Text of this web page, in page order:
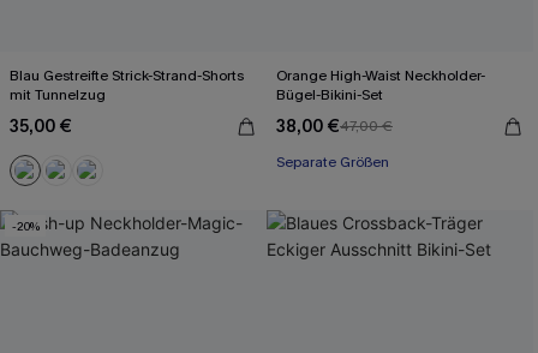
Blau Gestreifte Strick-Strand-Shorts
mit Tunnelzug
35,00 €
Orange High-Waist Neckholder-
Bügel-Bikini-Set
38,00 €47,00 €
Separate Größen
-20%